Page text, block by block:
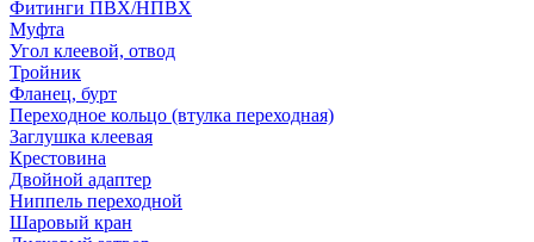
Фитинги ПВХ/НПВХ
Муфта
Угол клеевой, отвод
Тройник
Фланец, бурт
Переходное кольцо (втулка переходная)
Заглушка клеевая
Крестовина
Двойной адаптер
Ниппель переходной
Шаровый кран